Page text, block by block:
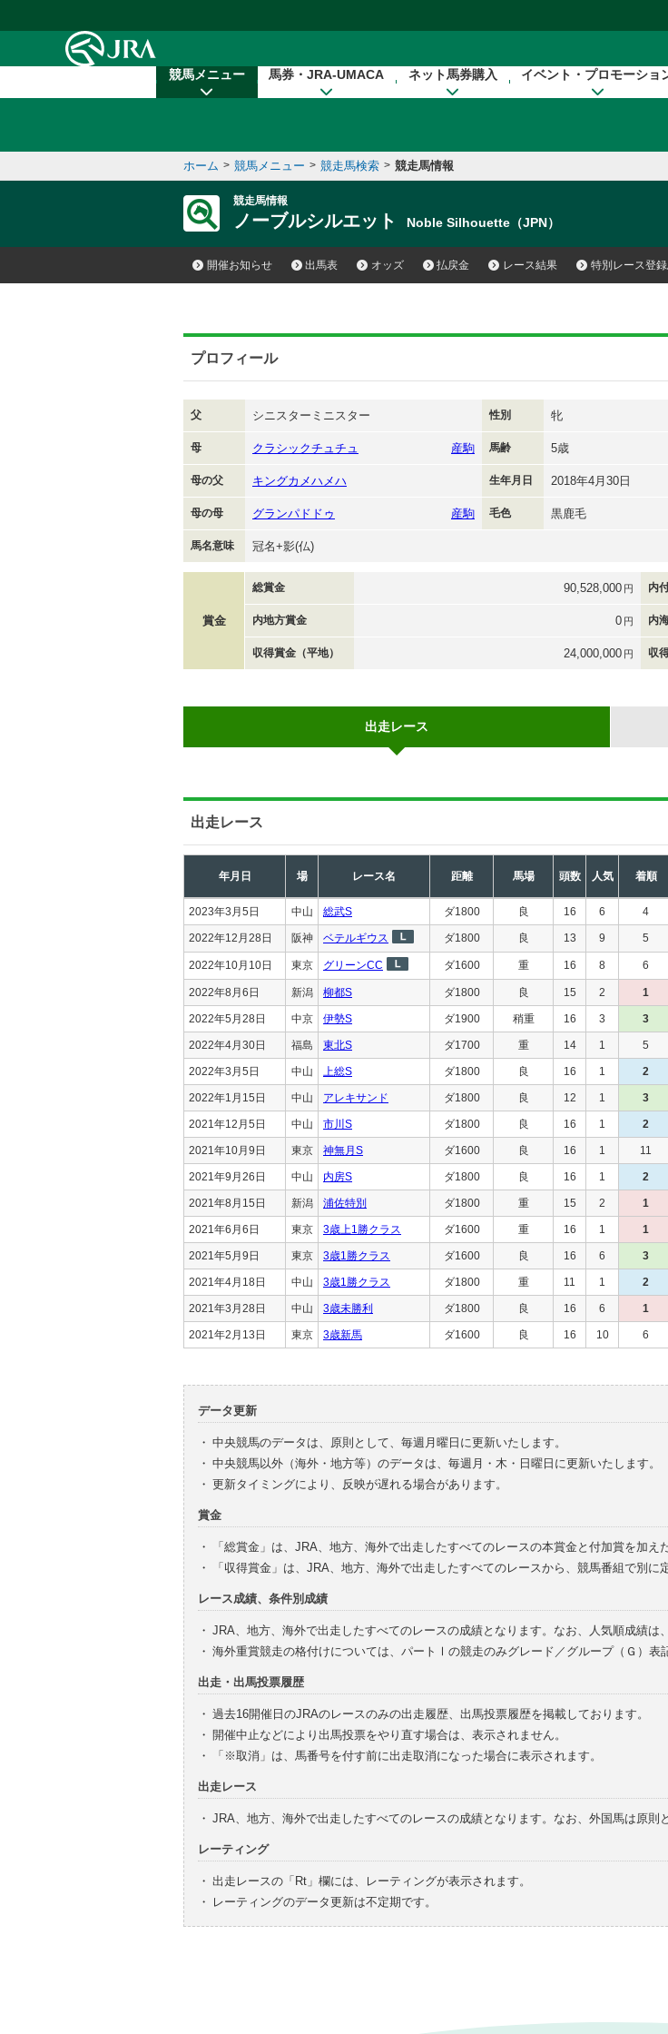
競馬メニュー 馬券・JRA-UMACA ネット馬券購入 イベント・プロモーショ
ホーム > 競馬メニュー > 競走馬検索 > 競走馬情報
競走馬情報
ノーブルシルエット Noble Silhouette（JPN）
開催お知らせ 出馬表 オッズ 払戻金 レース結果 特別レース登
プロフィール
父 シニスターミニスター 性別 牝
母 クラシックチュチュ 産駒 馬齢 5歳
母の父 キングカメハメハ 生年月日 2018年4月30日
母の母 グランパドドゥ 産駒 毛色 黒鹿毛
馬名意味 冠名+影(仏)
賞金
総賞金 90,528,000 円 内
内地方賞金 0 円 内
収得賞金（平地） 24,000,000 円 収
出走レース
出走レース
年月日 場 レース名 距離 馬場 頭数 人気 着順
2023年3月5日 中山 総武S ダ1800 良 16 6 4
2022年12月28日 阪神 ベテルギウス ダ1800 良 13 9 5
2022年10月10日 東京 グリーンCC ダ1600 重 16 8 6
2022年8月6日 新潟 柳都S ダ1800 良 15 2 1
2022年5月28日 中京 伊勢S ダ1900 稍重 16 3 3
2022年4月30日 福島 東北S ダ1700 重 14 1 5
2022年3月5日 中山 上総S ダ1800 良 16 1 2
2022年1月15日 中山 アレキサンド ダ1800 良 12 1 3
2021年12月5日 中山 市川S ダ1800 良 16 1 2
2021年10月9日 東京 神無月S ダ1600 良 16 1 11
2021年9月26日 中山 内房S ダ1800 良 16 1 2
2021年8月15日 新潟 浦佐特別 ダ1800 重 15 2 1
2021年6月6日 東京 3歳上1勝クラス ダ1600 重 16 1 1
2021年5月9日 東京 3歳1勝クラス ダ1600 良 16 6 3
2021年4月18日 中山 3歳1勝クラス ダ1800 重 11 1 2
2021年3月28日 中山 3歳未勝利 ダ1800 良 16 6 1
2021年2月13日 東京 3歳新馬 ダ1600 良 16 10 6
データ更新
・ 中央競馬のデータは、原則として、毎週月曜日に更新いたします。
・ 中央競馬以外（海外・地方等）のデータは、毎週月・木・日曜日に更新いたします。
・ 更新タイミングにより、反映が遅れる場合があります。
賞金
・
「総賞金」は、JRA、地方、海外で出走したすべてのレースの本賞金と付加賞を加え
・
「収得賞金」は、JRA、地方、海外で出走したすべてのレースから、競馬番組で別に
レース成績、条件別成績
・ JRA、地方、海外で出走したすべてのレースの成績となります。なお、人気順成績は
・ 海外重賞競走の格付けについては、パートⅠの競走のみグレード／グループ（Ｇ）表
出走・出馬投票履歴
・ 過去16開催日のJRAのレースのみの出走履歴、出馬投票履歴を掲載しております。
・ 開催中止などにより出馬投票をやり直す場合は、表示されません。
・
「※取消」は、馬番号を付す前に出走取消になった場合に表示されます。
出走レース
・ JRA、地方、海外で出走したすべてのレースの成績となります。なお、外国馬は原則
レーティング
・ 出走レースの「Rt」欄には、レーティングが表示されます。
・
レーティングのデータ更新は不定期です。